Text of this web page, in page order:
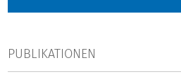
PUBLIKATIONEN